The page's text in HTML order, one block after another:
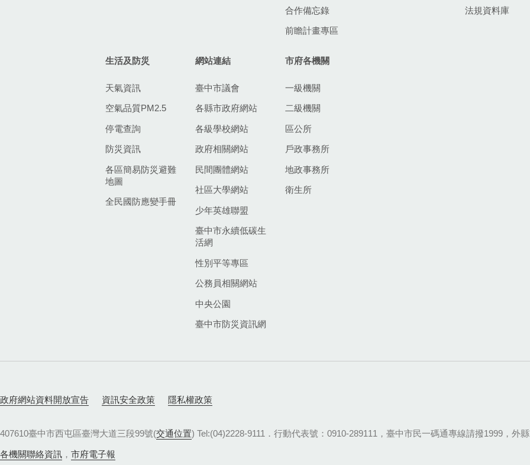
合作備忘錄
前瞻計畫專區
法規資料庫
生活及防災
天氣資訊
空氣品質PM2.5
停電查詢
防災資訊
各區簡易防災避難
地圖
全民國防應變手冊
網站連結
臺中市議會
各縣市政府網站
各級學校網站
政府相關網站
民間團體網站
社區大學網站
少年英雄聯盟
臺中市永續低碳生
活網
性別平等專區
公務員相關網站
中央公園
臺中市防災資訊網
市府各機關
一級機關
二級機關
區公所
戶政事務所
地政事務所
衛生所
政府網站資料開放宣告 資訊安全政策 隱私權政策
407610臺中市西屯區臺灣大道三段99號(交通位置) Tel:(04)2228-9111．行動代表號：0910-289111，臺中市民一碼通專線請撥1999，外
各機關聯絡資訊 ， 市府電子報